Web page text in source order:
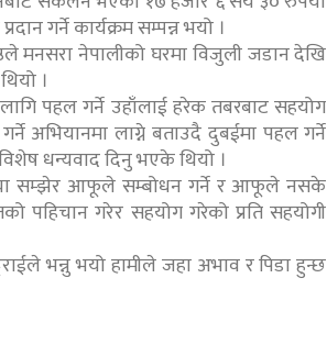
गर्ने कार्यक्रम सम्पन्न भयो ।
मनसरा नेपालीको घरमा विजुली जडान देखि
।
पहल गर्ने उहाँलाई हरेक तबरबाट सहयोग
अभियानमा लाग्ने बताउदै दुबईमा पहल गर्ने
धन्यवाद दिनु भएके थियो ।
सम्झेर आफूले सम्बोधन गर्ने र आफूले नसके
पहिचान गरेर सहयोग गरेको प्रति सहयोगी
भन्नु भयो हामीले जहा अभाव र पिडा हुन्छ